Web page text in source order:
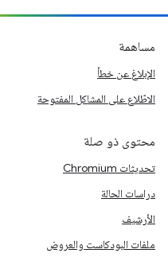
مساهمة
الإبلاغ عن خطأ
الاطّلاع على المشاكل المفتوحة
محتوى ذو صلة
تحديثات Chromium
دراسات الحالة
الأرشيف
ملفات البودكاست والعروض